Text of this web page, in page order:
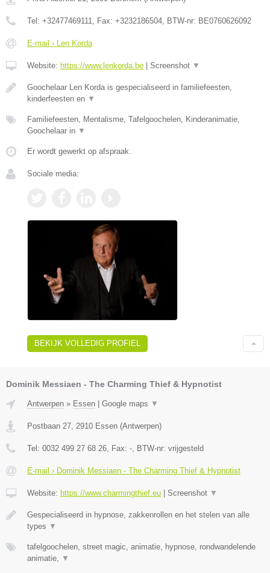
Tel: +32477469111, Fax: +3232186504, BTW-nr: BE0760626092
E-mail › Len Korda
Website: https://www.lenkorda.be Screenshot ▼
Goochelaar Len Korda is gespecialiseerd in familiefeesten,
kinderfeesten en ▼
Familiefeesten, Mentalisme, Tafelgoochelen, Kinderanimatie,
Goochelaar in ▼
Er wordt gewerkt op afspraak.
Sociale media:
BEKIJK VOLLEDIG PROFIEL
Dominik Messiaen - The Charming Thief & Hypnotist
Antwerpen » Essen | Google maps ▼
Postbaan 27 2910 Essen (Antwerpen)
Tel: 0032 499 27 68 26 , Fax: - , BTW-nr: vrijgesteld
E-mail › Dominik Messiaen - The Charming Thief & Hypnotist
Website: https://www.charmingthief.eu | Screenshot ▼
Gespecialiseerd in hypnose, zakkenrollen en het stelen van alle
types ▼
tafelgoochelen, street magic, animatie, hypnose, rondwandelende
animatie,
▼